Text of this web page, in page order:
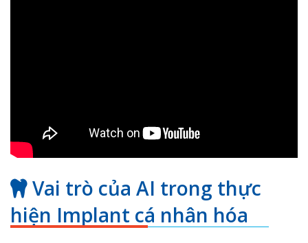
Vai trò của AI trong thực
hiện Implant cá nhân hóa